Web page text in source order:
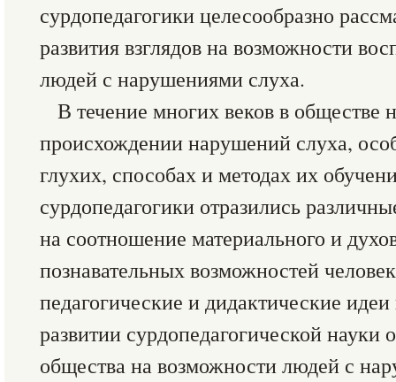
сурдопедагогики целесообразно
развития взглядов на возможности
людей с нарушениями слуха.
В течение многих веков в обществе
происхождении нарушений слуха,
глухих, способах и методах их
сурдопедагогики отразились
на соотношение материального и
познавательных возможностей
педагогические и дидактические
развитии сурдопедагогической науки
общества на возможности людей с